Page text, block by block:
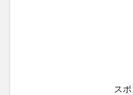
ス